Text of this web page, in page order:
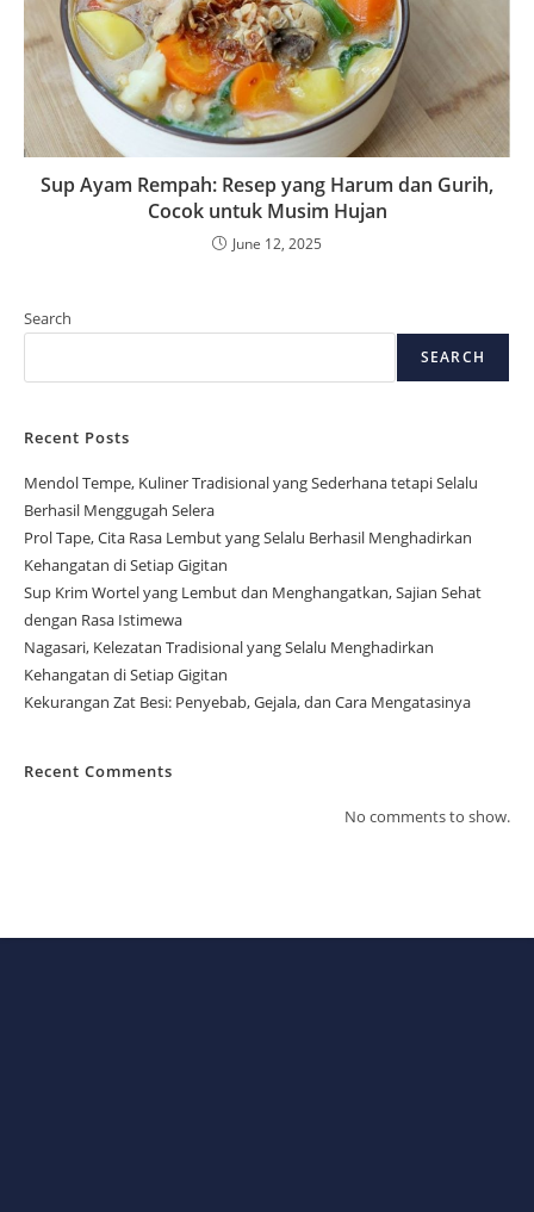
Sup Ayam Rempah: Resep yang Harum dan Gurih,
Cocok untuk Musim Hujan
June 12, 2025
Search
SEARCH
Recent Posts
Mendol Tempe, Kuliner Tradisional yang Sederhana tetapi Selalu
Berhasil Menggugah Selera
Prol Tape, Cita Rasa Lembut yang Selalu Berhasil Menghadirkan
Kehangatan di Setiap Gigitan
Sup Krim Wortel yang Lembut dan Menghangatkan, Sajian Sehat
dengan Rasa Istimewa
Nagasari, Kelezatan Tradisional yang Selalu Menghadirkan
Kehangatan di Setiap Gigitan
Kekurangan Zat Besi: Penyebab, Gejala, dan Cara Mengatasinya
Recent Comments
No comments to show.